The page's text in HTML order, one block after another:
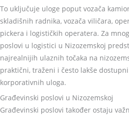
To uključuje uloge poput vozača
skladišnih radnika, vozača viličara,
pickera i logističkih operatera. Za
poslovi u logistici u Nizozemskoj
najrealnijih ulaznih točaka na
praktični, traženi i često lakše
korporativnih uloga.
Građevinski poslovi u Nizozemskoj
Građevinski poslovi također ostaju